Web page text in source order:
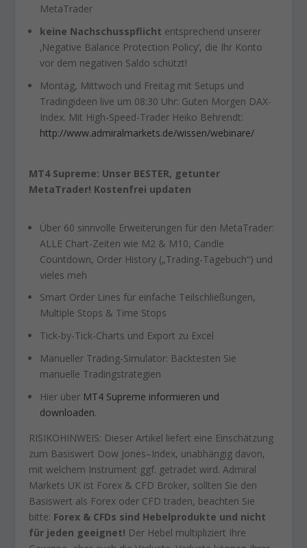
MetaTrader
keine Nachschusspflicht entsprechend unserer
‚Negative Balance Protection Policy‘, die Ihr Konto
vor dem negativen Saldo schützt!
Montag, Mittwoch und Freitag mit Setups und
Tradingideen live um 08:30 Uhr: Guten Morgen DAX-
Index. Mit High-Speed-Trader Heiko Behrendt:
http://www.admiralmarkets.de/wissen/webinare/
MT4 Supreme: Unser BESTER, getunter
MetaTrader! Kostenfrei updaten
Über 60 sinnvolle Erweiterungen für den MetaTrader:
ALLE Chart-Zeiten wie M2 & M10, Candle
Countdown, Order History („Trading-Tagebuch“) und
vieles meh
Smart Order Lines für einfache Teilschließungen,
Multiple Stops & Time Stops
Tick-by-Tick-Charts und Export zu Excel
Manueller Trading-Simulator: Backtesten Sie
manuelle Tradingstrategien
Hier über MT4 Supreme informieren und
downloaden.
RISIKOHINWEIS: Dieser Artikel liefert eine Einschätzung
zum Basiswert Dow Jones–Index, unabhängig davon,
mit welchem Instrument ggf. getradet wird. Admiral
Markets UK ist Forex & CFD Broker, sollten Sie den
Basiswert als Forex oder CFD traden, beachten Sie
bitte: Forex & CFDs sind Hebelprodukte und nicht
für jeden geeignet! Der Hebel multipliziert Ihre